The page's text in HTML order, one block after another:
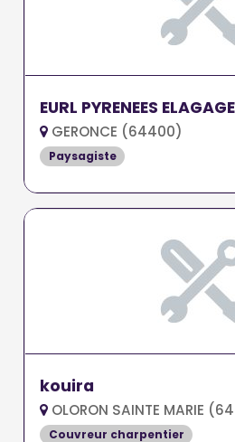
EURL PYRENEES
GERONCE (64400)
Paysagiste
kouira
OLORON SAINTE MARIE
Couvreur charpentier